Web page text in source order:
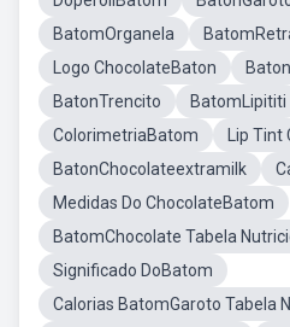
BatomOrganela
Logo ChocolateBaton
BatonTrencito
BatomLipititi
ColorimetriaBatom
Lip
BatonChocolateextramilk
Medidas Do ChocolateBatom
BatomChocolate Tabela
Significado DoBatom
Calorias BatomGaroto Tabela